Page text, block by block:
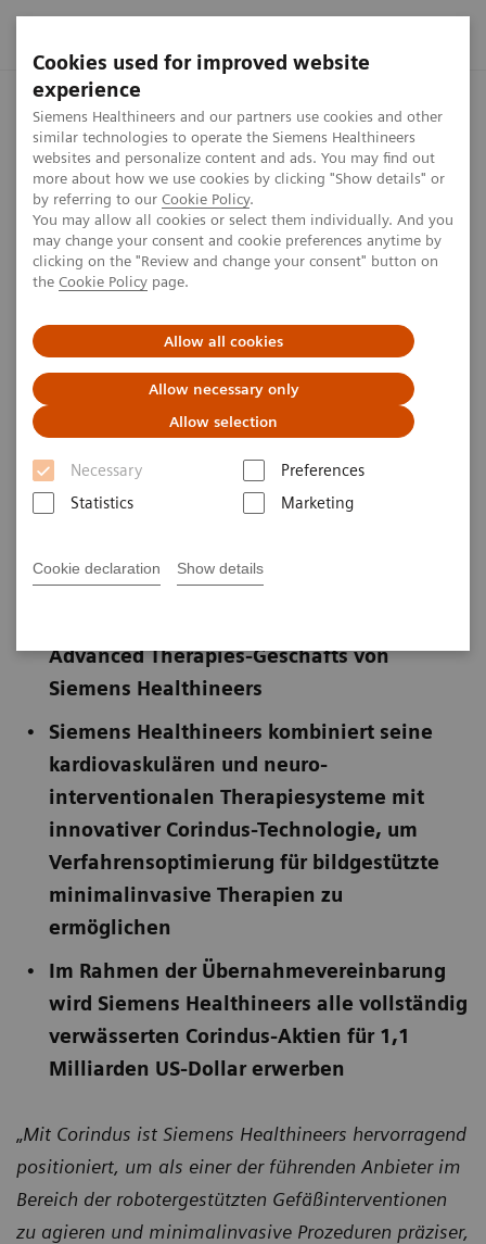
Cookies used for improved website
experience
Siemens Healthineers and our partners use cookies and other
similar technologies to operate the Siemens Healthineers
websites and personalize content and ads. You may find out
more about how we use cookies by clicking "Show details" or
by referring to our Cookie Policy.
You may allow all cookies or select them individually. And you
may change your consent and cookie preferences anytime by
clicking on the "Review and change your consent" button on
the Cookie Policy page.
Allow all cookies
Allow necessary only
Allow selection
Necessary
Preferences
Statistics
Marketing
Cookie declaration Show details
Startseite Presse Center Presseinformationen Siemens
Press release
Siemens Healthineers
übernimmt Vorreiter im Bereich
der robotergestützten
Gefäßinterventionen
Veröffentlicht am 8. August 2019
Die Übernahme von Corindus ist eine
Advanced Therapies-Geschäfts von
Siemens Healthineers
Siemens Healthineers kombiniert seine
kardiovaskulären und neuro-
interventionalen Therapiesysteme mit
innovativer Corindus-Technologie, um
Verfahrensoptimierung für bildgestützte
minimalinvasive Therapien zu
ermöglichen
Im Rahmen der Übernahmevereinbarung
wird Siemens Healthineers alle vollständig
verwässerten Corindus-Aktien für 1,1
Milliarden US-Dollar erwerben
„Mit Corindus ist Siemens Healthineers hervorragend
positioniert, um als einer der führenden Anbieter im
Bereich der robotergestützten Gefäßinterventionen
zu agieren und minimalinvasive Prozeduren präziser,